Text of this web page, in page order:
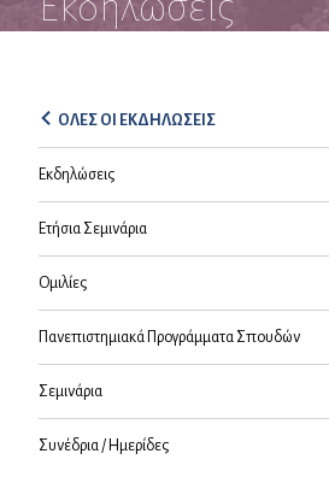
ΟΛΕΣ ΟΙ ΕΚΔΗΛΩΣΕΙΣ
Εκδηλώσεις
Ετήσια Σεμινάρια
Ομιλίες
Πανεπιστημιακά Προγράμματα Σπουδών
Σεμινάρια
Συνέδρια / Ημερίδες